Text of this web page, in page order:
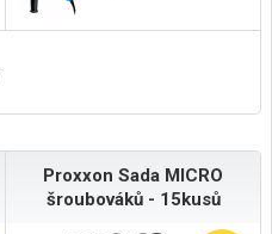
Proxxon Sada MICRO
šroubováků - 15kusů